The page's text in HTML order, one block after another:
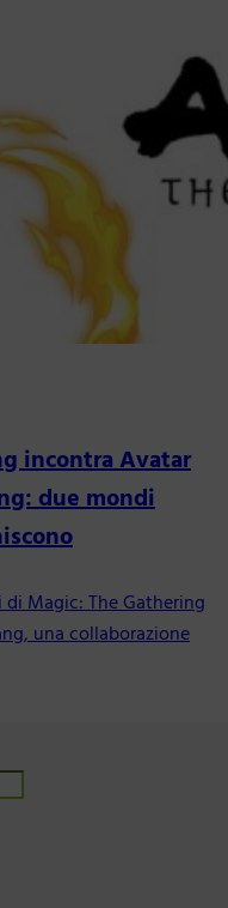
incontra Avatar
due mondi
Magic: The Gathering
una collaborazione